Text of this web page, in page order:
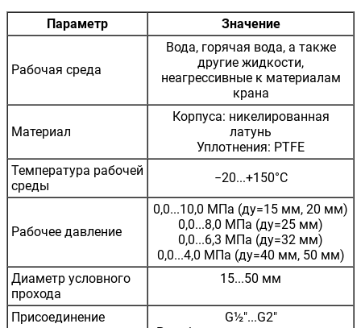
Параметр Значение
Рабочая среда
Вода, горячая вода, а также
другие жидкости,
неагрессивные к материалам
крана
Материал
Корпуса: никелированная
латунь
Уплотнения: PTFE
Температура рабочей
среды
−20...+150°С
Рабочее давление
0,0...10,0 МПа (ду=15 мм, 20 мм)
0,0...8,0 МПа (ду=25 мм)
0,0...6,3 МПа (ду=32 мм)
0,0...4,0 МПа (ду=40 мм, 50 мм)
Диаметр условного
прохода
15...50 мм
Присоединение
G½"...G2"